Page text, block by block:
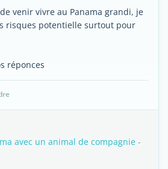
venir vivre au Panama grandi, je
risques potentielle surtout pour
réponces
avec un animal de compagnie -